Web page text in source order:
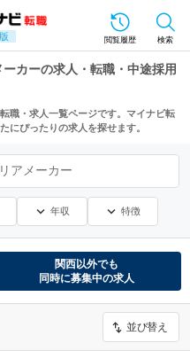
閲覧履歴 検索
カーの求人・転職・中途採用
職・求人一覧ページです。マイナビ転
にぴったりの求人を探せます。
アメーカー
年収 特徴
関西以外でも
同時に募集中の求人
並び替え